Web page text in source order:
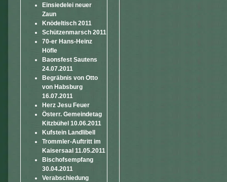
Einsiedelei neuer
Zaun
Knödeltisch 2011
Schützenmarsch 2011
70-er Hans-Heinz
Höfle
Baonsfest Sautens
24.07.2011
Begräbnis von Otto
von Habsburg
16.07.2011
Herz Jesu Feuer
Österr. Gemeindetag
Kitzbühel 10.06.2011
Kufstein Landlibell
Trommler-Auftritt im
Kaisersaal 11.05.2011
Bischofsempfang
30.04.2011
Verabschiedung